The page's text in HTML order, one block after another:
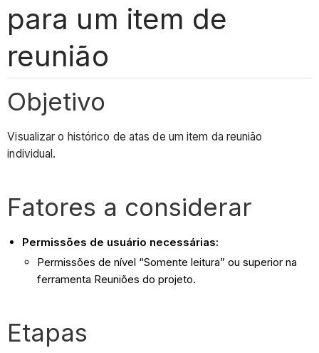
para um item de
reunião
Objetivo
Visualizar o histórico de atas de um item da reunião
individual.
Fatores a considerar
Permissões de usuário necessárias:
Permissões de nível “Somente leitura” ou superior na
ferramenta Reuniões do projeto.
Etapas